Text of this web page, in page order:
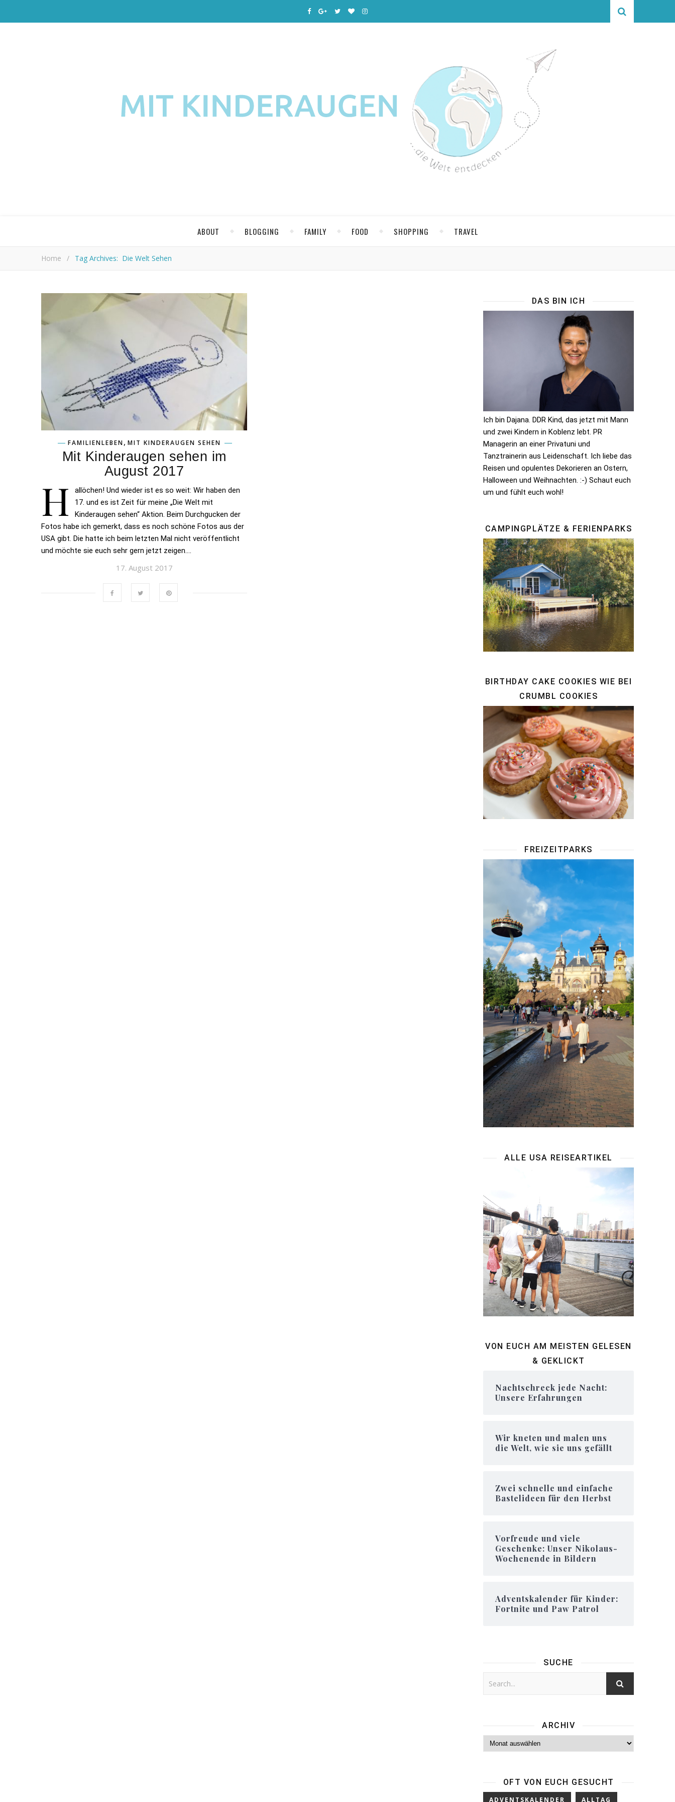
ABOUT BLOGGING FAMILY FOOD SHOPPING TRAVEL
Home / Tag Archives: Die Welt Sehen
FAMILIENLEBEN, MIT KINDERAUGEN SEHEN
Mit Kinderaugen sehen im
August 2017
H
allöchen! Und wieder ist es so weit: Wir haben den
17. und es ist Zeit für meine „Die Welt mit
Kinderaugen sehen“ Aktion. Beim Durchgucken der
Fotos habe ich gemerkt, dass es noch schöne Fotos aus der
USA gibt. Die hatte ich beim letzten Mal nicht veröffentlicht
und möchte sie euch sehr gern jetzt zeigen….
17. August 2017
DAS BIN ICH
Ich bin Dajana. DDR Kind, das jetzt mit Mann
und zwei Kindern in Koblenz lebt. PR
Managerin an einer Privatuni und
Tanztrainerin aus Leidenschaft. Ich liebe das
Reisen und opulentes Dekorieren an Ostern,
Halloween und Weihnachten. :-) Schaut euch
um und fühlt euch wohl!
CAMPINGPLÄTZE & FERIENPARKS
BIRTHDAY CAKE COOKIES WIE BEI
CRUMBL COOKIES
FREIZEITPARKS
ALLE USA REISEARTIKEL
VON EUCH AM MEISTEN GELESEN
& GEKLICKT
Nachtschreck jede Nacht:
Unsere Erfahrungen
Wir kneten und malen uns
die Welt, wie sie uns gefällt
Zwei schnelle und einfache
Bastelideen für den Herbst
Vorfreude und viele
Geschenke: Unser Nikolaus-
Wochenende in Bildern
Adventskalender für Kinder:
Fortnite und Paw Patrol
SUCHE
ARCHIV
Archiv
OFT VON EUCH GESUCHT
ADVENTSKALENDER ALLTAG